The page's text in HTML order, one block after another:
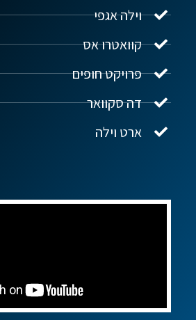
וילה אגפי
קוואטרו אס
פרויקט חופים
דה סקוואר
ארט וילה
נדל"ן ביוון G.R.E
שלום! איך אפשר לעזור?